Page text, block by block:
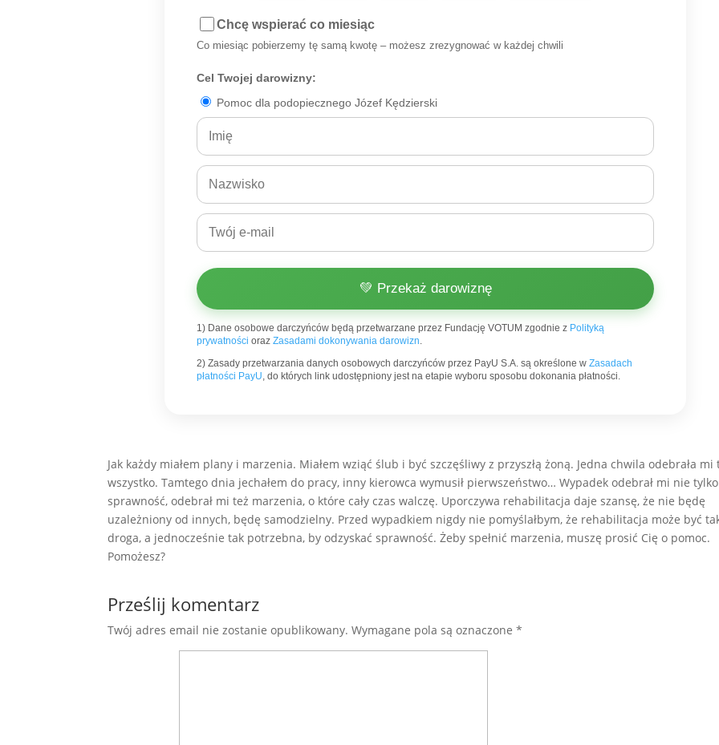
Chcę wspierać co miesiąc
Co miesiąc pobierzemy tę samą kwotę – możesz zrezygnować w każdej chwili
Cel Twojej darowizny:
Pomoc dla podopiecznego Józef Kędzierski
💚 Przekaż darowiznę
1) Dane osobowe darczyńców będą przetwarzane przez Fundację VOTUM zgodnie z Polityką
prywatności orazZasadami dokonywania darowizn.
2) Zasady przetwarzania danych osobowych darczyńców przez PayU S.A. są określone wZasadach
płatności PayU, do których link udostępniony jest na etapie wyboru sposobu dokonania płatności.
Jak każdy miałem plany i marzenia. Miałem wziąć ślub i być szczęśliwy z przyszłą żoną. Jedna chwila odebrała mi
wszystko. Tamtego dnia jechałem do pracy, inny kierowca wymusił pierwszeństwo… Wypadek odebrał mi nie tylko
sprawność, odebrał mi też marzenia, o które cały czas walczę. Uporczywa rehabilitacja daje szansę, że nie będę
uzależniony od innych, będę samodzielny. Przed wypadkiem nigdy nie pomyślałbym, że rehabilitacja może być
droga, a jednocześnie tak potrzebna, by odzyskać sprawność. Żeby spełnić marzenia, muszę prosić Cię o pomoc.
Pomożesz?
Prześlij komentarz
Twój adres email nie zostanie opublikowany. Wymagane pola są oznaczone*